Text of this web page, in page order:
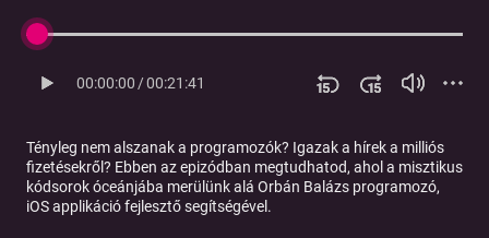
00:00:00/00:21:41
Tényleg nem alszanak a programozók? Igazak a hírek a milliós
fizetésekről? Ebben az epizódban megtudhatod, ahol a misztikus
kódsorok óceánjába merülünk alá Orbán Balázs programozó,
iOS applikáció fejlesztő segítségével.